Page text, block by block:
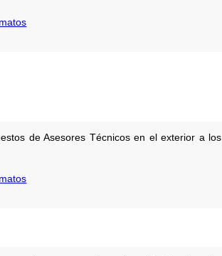
de Asesores Técnicos en el exterior a los